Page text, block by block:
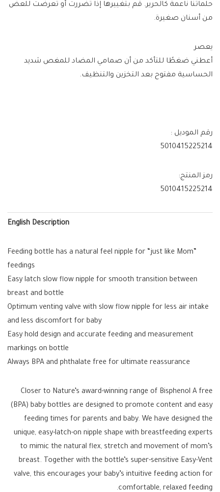
حلماتنا ناعمة كالحرير. قم بتغييرها إذا تضررت أو تعرضت للعض
من أسنان صغيرة.
يعصر
أعطني ضغطًا للتأكد من أن صمامي المضاد للمغص شديد
الحساسية مفتوح بعد التخزين والتنظيف.
رقم الموديل :
5010415225214
رمز المنتج:
5010415225214
English Description
Feeding bottle has a natural feel nipple for “just like Mom”
feedings
Easy latch slow flow nipple for smooth transition between
breast and bottle
Optimum venting valve with slow flow nipple for less air intake
and less discomfort for baby
Easy hold design and accurate feeding and measurement
markings on bottle
Always BPA and phthalate free for ultimate reassurance
Closer to Nature’s award-winning range of Bisphenol A free
(BPA) baby bottles are designed to promote content and easy
feeding times for parents and baby. We have designed the
unique, easy-latch-on nipple shape with breastfeeding experts
to mimic the natural flex, stretch and movement of mom’s
breast. Together with the bottle’s super-sensitive Easy-Vent
valve, this encourages your baby’s intuitive feeding action for
comfortable, relaxed feeding.